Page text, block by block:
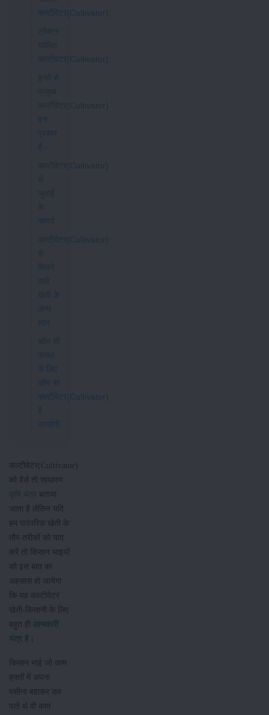
कल्टीवेटर(Cultivator):
ट्रैक्टर
चालित
कल्टीवेटर(Cultivator):
इनमें से
प्रमुख
कल्टीवेटर(Cultivator)
इस
प्रकार
हैं:-
कल्टीवेटर(Cultivator)
से
जुताई
के
फायदे
कल्टीवेटर(Cultivator)
से
मिलने
खेती के
अन्य
लाभ
कौन सी
फसल
के लिए
कौन सा
कल्टीवेटर(Cultivator)
उपयोगी
कल्टीवेटर(Cultivator)
को वैसे तो साधारण
कृषि यंत्र बताया
जाता है लेकिन यदि
हम पारंपरिक खेती के
तौर-तरीकों को याद
करें तो किसान भाइयों
को इस बात का
अहसास हो जायेगा
कि यह कल्टीवेटर
खेती-किसानी के लिए
बहुत ही लाभकारी
यंत्र है।
किसान भाई जो काम
हफ्तों में अपना
पसीना बहाकर कर
पाते थे वो काम